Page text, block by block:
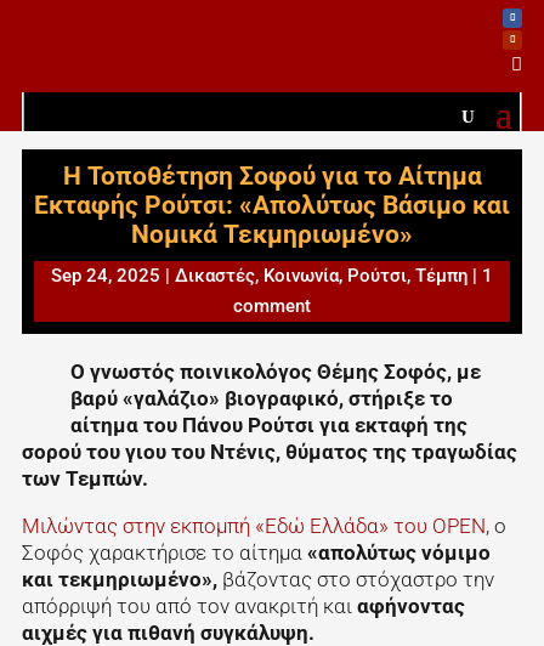

Η Τοποθέτηση Σοφού για το Αίτημα
Εκταφής Ρούτσι: «Απολύτως Βάσιμο και
Νομικά Τεκμηριωμένο»
Sep 24, 2025 | Δικαστές, Κοινωνία, Ρούτσι, Τέμπη | 1
comment
Ο γνωστός ποινικολόγος Θέμης Σοφός, με
βαρύ «γαλάζιο» βιογραφικό, στήριξε το
αίτημα του Πάνου Ρούτσι για εκταφή της
σορού του γιου του Ντένις, θύματος της τραγωδίας
των Τεμπών.
Μιλώντας στην εκπομπή «Εδώ Ελλάδα» του OPEN, ο
Σοφός χαρακτήρισε το αίτημα «απολύτως νόμιμο
και τεκμηριωμένο»,βάζοντας στο στόχαστρο την
απόρριψή του από τον ανακριτή και αφήνοντας
αιχμές για πιθανή συγκάλυψη.